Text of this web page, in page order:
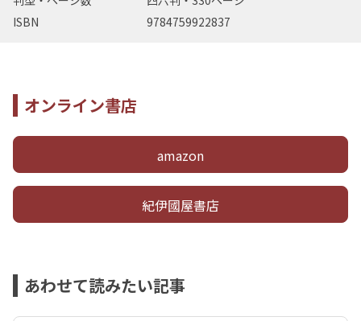
ISBN
9784759922837
オンライン書店
amazon
紀伊國屋書店
あわせて読みたい記事